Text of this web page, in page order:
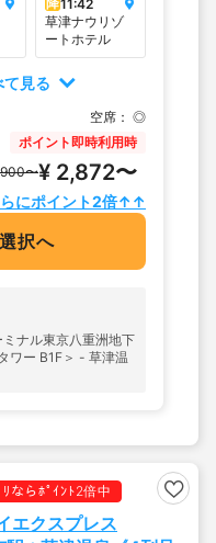
11:42
草津ナウリゾ
ートホテル
見る
空席： ◎
ポイント即時利用時
〜¥ 2,872〜
らにポイント2倍↑↑
択へ
ナル東京八重洲地下
ワー B1F＞ - 草津温
ﾘならﾎﾟｲﾝﾄ2倍中
エクスプレス